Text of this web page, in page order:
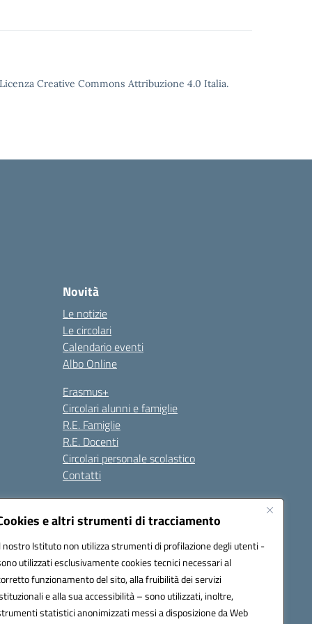
e altri strumenti di tracciamento
nostro Istituto non utilizza strumenti di profilazione degli utenti -
utilizzati esclusivamente cookies tecnici necessari al
funzionamento del sito, alla fruibilità dei servizi
e alla sua accessibilità – sono utilizzati, inoltre,
statistici anonimizzati messi a disposizione da Web
Creative Commons Attribuzione 4.0 Italia.
Novità
Le notizie
Le circolari
Calendario eventi
Albo Online
Erasmus+
Circolari alunni e famiglie
R.E. Famiglie
R.E. Docenti
Circolari personale scolastico
Contatti
Seguici su: